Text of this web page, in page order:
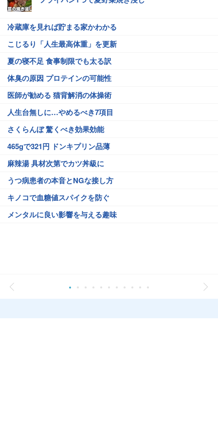
冷蔵庫を見れば貯まる家かわかる
こじるり「人生最高体重」を更新
夏の寝不足 食事制限でも太る訳
体臭の原因 プロテインの可能性
医師が勧める 猫背解消の体操術
人生台無しに…やめるべき7項目
さくらんぼ 驚くべき効果効能
465gで321円 ドンキプリン品薄
麻辣湯 具材次第でカツ丼級に
うつ病患者の本音とNGな接し方
キノコで血糖値スパイクを防ぐ
メンタルに良い影響を与える趣味